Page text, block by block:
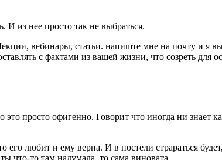
И из нее просто так не выбраться.
вебинары, статьи. напиште мне на почту и я
с фактами из вашей жизни, что созреть для
просто офигенно. Говорит что иногда ни знает
любит и ему верна. И в постели страраться
что-то там надумала, то сама виновата.